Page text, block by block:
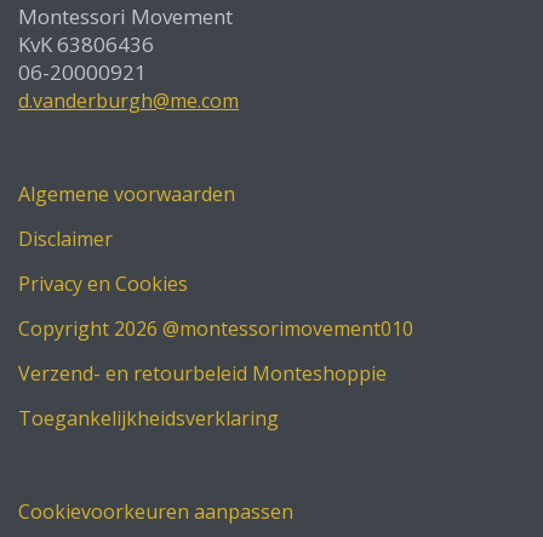
Montessori Movement
KvK 63806436
06-20000921
d.vanderburgh@me.com
Algemene voorwaarden
Disclaimer
Privacy en Cookies
Copyright 2026 @montessorimovement010
Verzend- en retourbeleid Monteshoppie
Toegankelijkheidsverklaring
Cookievoorkeuren aanpassen